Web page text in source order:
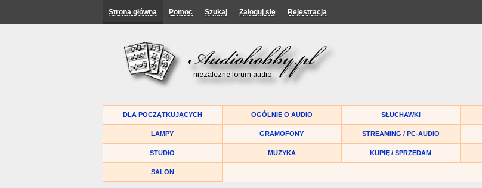
Strona główna Pomoc Szukaj Zaloguj się Rejestracja
DLA POCZĄTKUJĄCYCH OGÓLNIE O AUDIO SŁUCHAWKI
LAMPY GRAMOFONY STREAMING / PC-AUDIO
STUDIO MUZYKA KUPIĘ / SPRZEDAM
SALON